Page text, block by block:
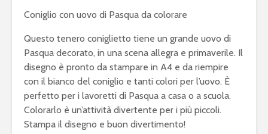
Coniglio con uovo di Pasqua da colorare
Questo tenero coniglietto tiene un grande uovo di
Pasqua decorato, in una scena allegra e primaverile. Il
disegno è pronto da stampare in A4 e da riempire
con il bianco del coniglio e tanti colori per l’uovo. È
perfetto per i lavoretti di Pasqua a casa o a scuola.
Colorarlo è un’attività divertente per i più piccoli.
Stampa il disegno e buon divertimento!